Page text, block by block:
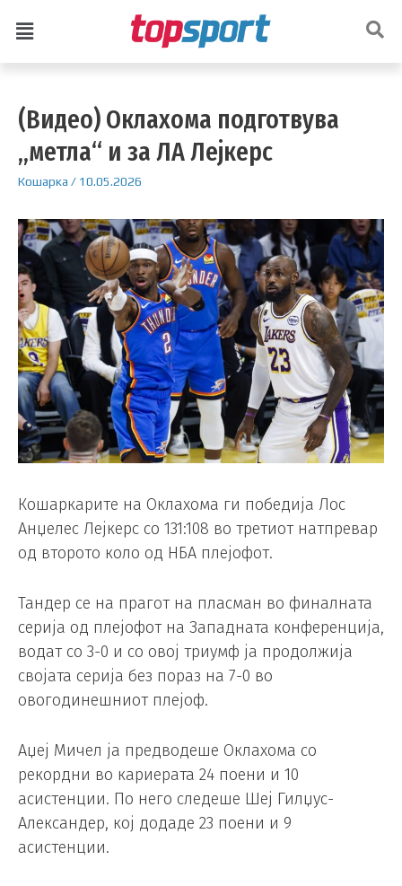
(Видео) Оклахома подготвува
„метла“ и за ЛА Лејкерс
Кошарка / 10.05.2026
Кошаркарите на Оклахома ги победија Лос
Анџелес Лејкерс со 131:108 во третиот натпревар
од второто коло од НБА плејофот.
Тандер се на прагот на пласман во финалната
серија од плејофот на Западната конференција,
водат со 3-0 и со овој триумф ја продолжија
својата серија без пораз на 7-0 во
овогодинешниот плејоф.
Аџеј Мичел ја предводеше Оклахома со
рекордни во кариерата 24 поени и 10
асистенции. По него следеше Шеј Гилџус-
Александер, кој додаде 23 поени и 9
асистенции.